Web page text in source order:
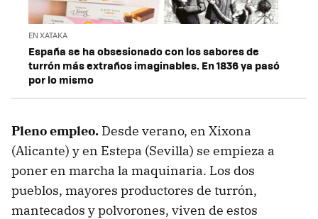
EN XATAKA
España se ha obsesionado con los sabores de
turrón más extraños imaginables. En 1836 ya pasó
por lo mismo
Pleno empleo. Desde verano, en Xixona
(Alicante) y en Estepa (Sevilla) se empieza a
poner en marcha la maquinaria. Los dos
pueblos, mayores productores de turrón,
mantecados y polvorones, viven de estos